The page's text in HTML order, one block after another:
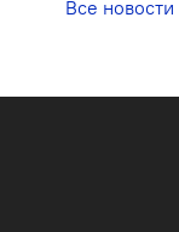
Все новости